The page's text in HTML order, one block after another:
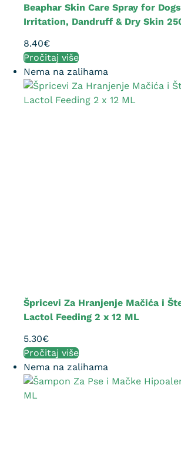
Beaphar Skin Care Spray for
Irritation, Dandruff & Dry Skin
8.40€
Pročitaj više
Nema na zalihama
Špricevi Za Hranjenje Mačića i
Lactol Feeding 2 x 12 ML
5.30€
Pročitaj više
Nema na zalihama